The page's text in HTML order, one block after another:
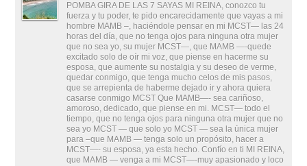
POMBA GIRA DE LAS 7 SAYAS MI REINA, conozco tu
fuerza y tu poder, te pido encarecidamente que vayas a mi
hombre MAMB –, haciéndole pensar en mi MCST— las 24
horas del día, que no tenga ojos para ninguna otra mujer
que no sea yo, su mujer MCST—, que MAMB —-quede
excitado solo de oír mi voz, que piense en hacerme su
esposa, que aumente su nostalgia y su deseo de verme,
quedar conmigo, que tenga mucho celos de mis pasos,
que se arrepienta de haberme dejado ir y ahora quiera
casarse conmigo MCST Que MAMB—- sea cariñoso,
amoroso, dedicado, que piense en mi. MCST— todo el
tiempo, que no tenga ojos para ninguna otra mujer que no
sea yo MCST — que solo yo MCST — sea la única mujer
para –que MAMB — tenga solo un propósito, hacer a
MCST—- su esposa, ya esta hecho. Confío en ti MI REINA,
que MAMB — venga a mi MCST—-muy apasionado y loco